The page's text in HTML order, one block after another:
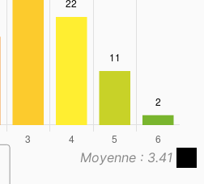
Moyenne : 3.41